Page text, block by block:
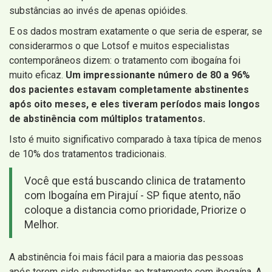
substâncias ao invés de apenas opióides.
E os dados mostram exatamente o que seria de esperar, se
considerarmos o que Lotsof e muitos especialistas
contemporâneos dizem: o tratamento com ibogaína foi
muito eficaz. Um impressionante número de 80 a 96%
dos pacientes estavam completamente abstinentes
após oito meses, e eles tiveram períodos mais longos
de abstinência com múltiplos tratamentos.
Isto é muito significativo comparado à taxa típica de menos
de 10% dos tratamentos tradicionais.
Você que está buscando clinica de tratamento
com Ibogaína em Pirajuí - SP fique atento, não
coloque a distancia como prioridade, Priorize o
Melhor.
A abstinência foi mais fácil para a maioria das pessoas